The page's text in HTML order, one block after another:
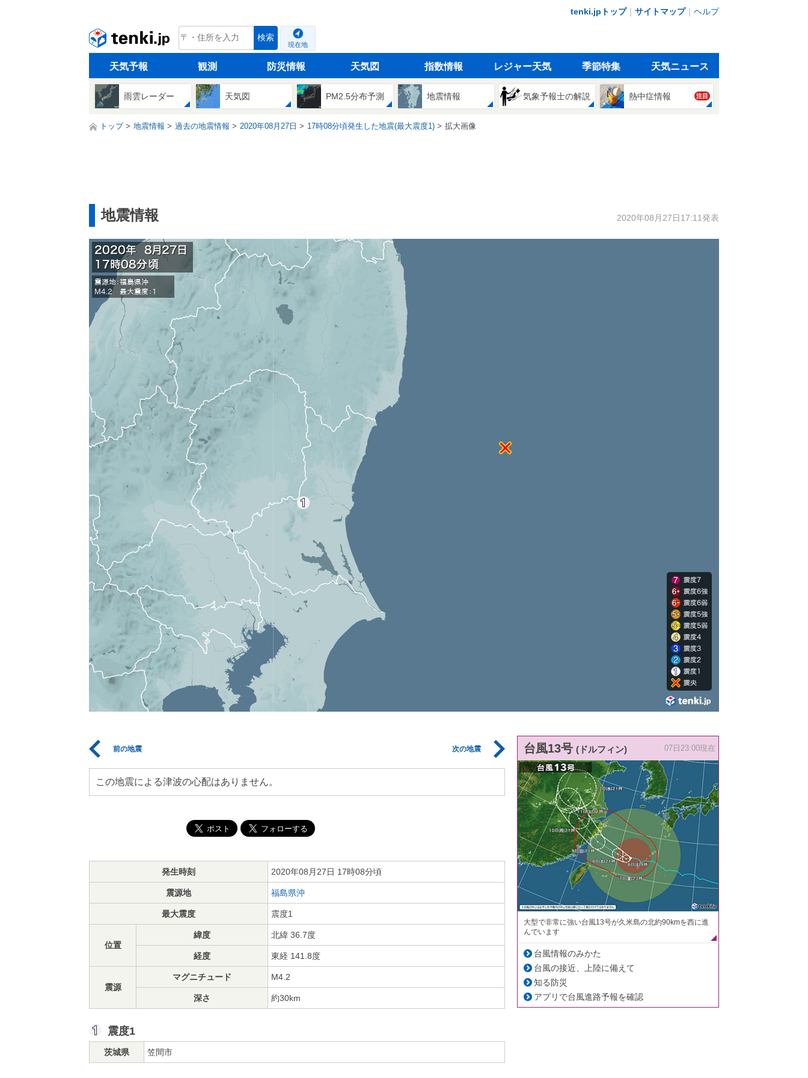
tenki.jpトップ｜ サイトマップ｜ ヘルプ
tenki.jp 検索
現在地
天気予報 観測 防災情報 天気図 指数情報 レジャー天気 季節特集 天気ニュース
雨雲レーダー 天気図 PM2.5分布予測 地震情報 気象予報士の解説 熱中症情報 注目
トップ 地震情報 過去の地震情報 2020年08月27日 17時08分頃発生した地震(最大震度1) 拡大画像
地震情報 2020年08月27日17:11発表
前の地震 次の地震
この地震による津波の心配はありません。
発生時刻 2020年08月27日 17時08分頃
震源地 福島県沖
最大震度 震度1
位置
緯度 北緯 36.7度
経度 東経 141.8度
震源
マグニチュード M4.2
深さ 約30km
震度1
茨城県 笠間市
台風13号 (ドルフィン) 07日23:00現在
大型で非常に強い台風13号が久米島の北約90kmを西に進
んでいます
台風情報のみかた
台風の接近、上陸に備えて
知る防災
アプリで台風進路予報を確認